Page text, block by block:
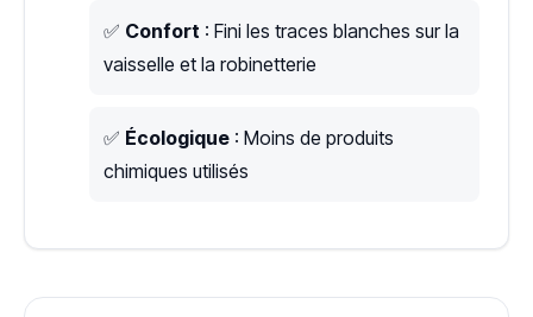
✅ Confort : Fini les traces blanches sur la
vaisselle et la robinetterie
✅ Écologique : Moins de produits
chimiques utilisés